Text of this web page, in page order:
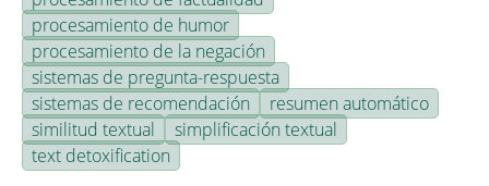
procesamiento de humor
procesamiento de la negación
sistemas de pregunta-respuesta
sistemas de recomendación
resumen automático
similitud textual
simplificación textual
text detoxification